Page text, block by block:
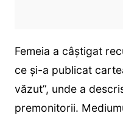
Femeia a câștigat
ce și-a publicat
văzut”, unde a
premonitorii.